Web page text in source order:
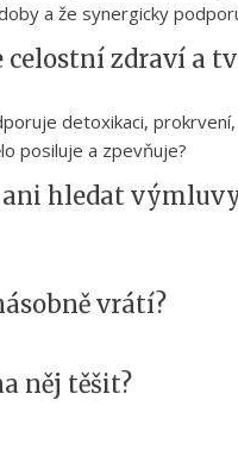
a že synergicky
zdraví a
detoxikaci,
posiluje a zpevňuje?
hledat
vrátí?
něj těšit?